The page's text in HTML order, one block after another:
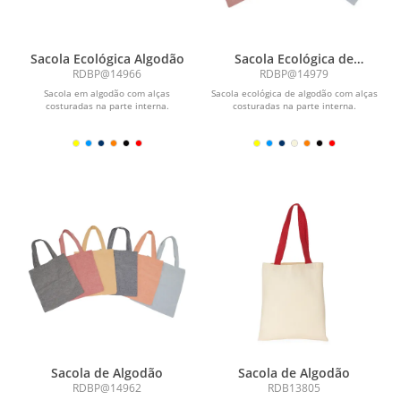
Sacola Ecológica Algodão
RDBP@14966
Sacola em algodão com alças
costuradas na parte interna.
Sacola Ecológica de
Algodão
RDBP@14979
Sacola ecológica de algodão com alças
costuradas na parte interna.
Sacola de Algodão
RDBP@14962
Sacola de Algodão
RDB13805